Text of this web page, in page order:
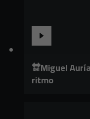
🔛Miguel
ritmo